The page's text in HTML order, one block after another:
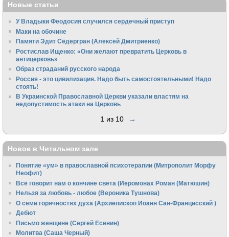
Новые статьи
У Владыки Феодосия случился сердечный приступ
Маки на обочине
Памяти Эдит Сёдергран (Алексей Дмитриенко)
Ростислав Ищенко: «Они желают превратить Церковь в
антицерковь»
Образ страданий русского народа
Россия - это цивилизация. Надо быть самостоятельными! Надо
стоять!
В Украинской Православной Церкви указали властям на
недопустимость атаки на Церковь
1 из 10 →
Новое в Читальном зале
Понятие «ум» в православной психотерапии (Митрополит Морфу
Неофит)
Всё говорит нам о кончине света (Иеромонах Роман (Матюшин)
Нельзя за любовь - любое (Вероника Тушнова)
О семи горячностях духа (Архиепископ Иоанн Сан-Францисский )
Дебют
Письмо женщине (Сергей Есенин)
Молитва (Саша Черный)